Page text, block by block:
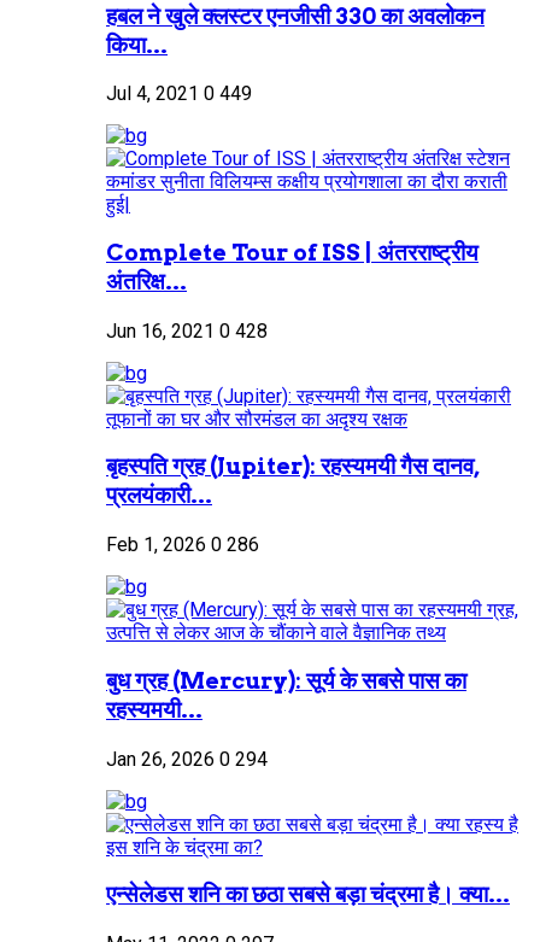
हबल ने खुले क्लस्टर एनजीसी 330 का अवलोकन
किया...
Jul 4, 2021 0 449
Complete Tour of ISS | अंतरराष्ट्रीय
अंतरिक्ष...
Jun 16, 2021 0 428
बृहस्पति ग्रह (Jupiter): रहस्यमयी गैस दानव,
प्रलयंकारी...
Feb 1, 2026 0 286
बुध ग्रह (Mercury): सूर्य के सबसे पास का
रहस्यमयी...
Jan 26, 2026 0 294
एन्सेलेडस शनि का छठा सबसे बड़ा चंद्रमा है। क्या...